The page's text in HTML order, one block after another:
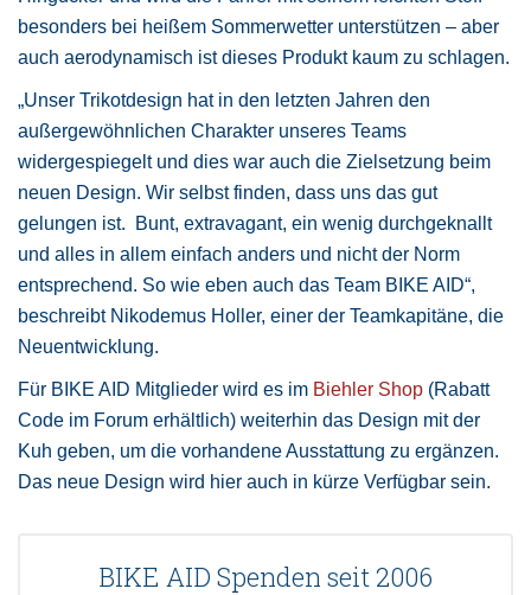
besonders bei heißem Sommerwetter unterstützen – aber
auch aerodynamisch ist dieses Produkt kaum zu schlagen.
„Unser Trikotdesign hat in den letzten Jahren den
außergewöhnlichen Charakter unseres Teams
widergespiegelt und dies war auch die Zielsetzung beim
neuen Design. Wir selbst finden, dass uns das gut
gelungen ist. Bunt, extravagant, ein wenig durchgeknallt
und alles in allem einfach anders und nicht der Norm
entsprechend. So wie eben auch das Team BIKE AID“,
beschreibt Nikodemus Holler, einer der Teamkapitäne, die
Neuentwicklung.
Für BIKE AID Mitglieder wird es im Biehler Shop (Rabatt
Code im Forum erhältlich) weiterhin das Design mit der
Kuh geben, um die vorhandene Ausstattung zu ergänzen.
Das neue Design wird hier auch in kürze Verfügbar sein.
BIKE AID Spenden seit 2006